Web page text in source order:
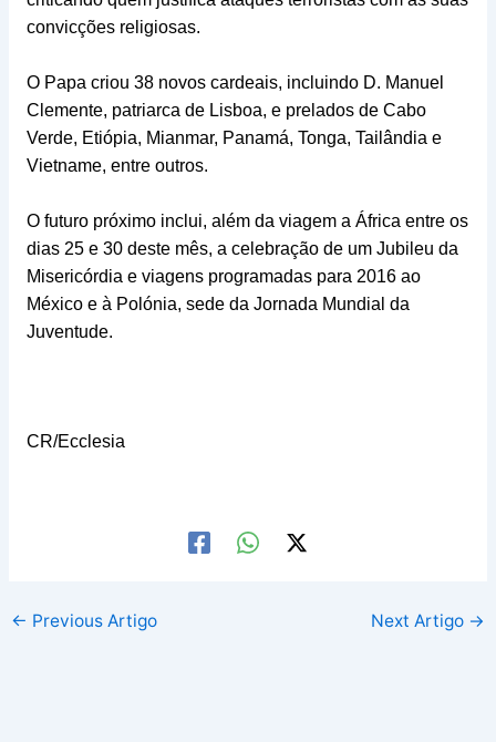
convicções religiosas.
O Papa criou 38 novos cardeais, incluindo D. Manuel
Clemente, patriarca de Lisboa, e prelados de Cabo
Verde, Etiópia, Mianmar, Panamá, Tonga, Tailândia e
Vietname, entre outros.
O futuro próximo inclui, além da viagem a África entre os
dias 25 e 30 deste mês, a celebração de um Jubileu da
Misericórdia e viagens programadas para 2016 ao
México e à Polónia, sede da Jornada Mundial da
Juventude.
CR/Ecclesia
← Previous Artigo Next Artigo →